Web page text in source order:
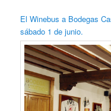
El Winebus a Bodegas
sábado 1 de junio.